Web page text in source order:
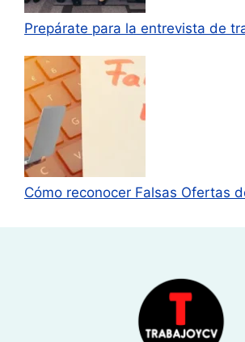
Prepárate para la entrevista de
Cómo reconocer Falsas Ofertas